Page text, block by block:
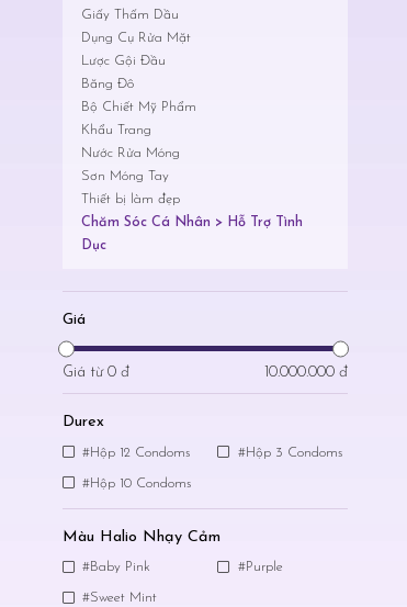
Giấy Thấm Dầu
Dụng Cụ Rửa Mặt
Lược Gội Đầu
Băng Đô
Bộ Chiết Mỹ Phẩm
Khẩu Trang
Nước Rửa Móng
Sơn Móng Tay
Thiết bị làm đẹp
Chăm Sóc Cá Nhân > Hỗ Trợ Tình
Dục
Giá
Giá từ 0 đ 10.000.000 đ
Durex
#Hộp 12 Condoms #Hộp 3 Condoms
#Hộp 10 Condoms
Màu Halio Nhạy Cảm
#Baby Pink #Purple
#Sweet Mint